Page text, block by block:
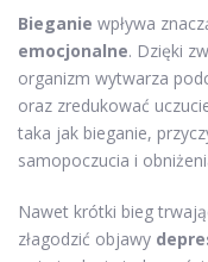
Bieganie wpływa
emocjonalne. Dzięki
organizm wytwarza
oraz zredukować
taka jak bieganie,
samopoczucia i
Nawet krótki bieg
złagodzić objawy